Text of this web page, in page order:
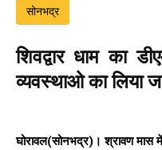
सोनभद्र
शिवद्वार धाम का
व्यवस्थाओ का लिया
घोरावल(सोनभद्र)। श्रावण मास में